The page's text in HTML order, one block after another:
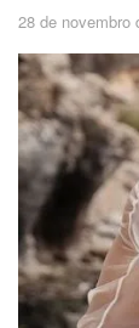
28 de novembro